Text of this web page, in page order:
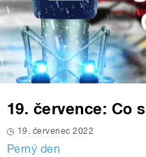
19. července: Co
19. červenec 2022
Perný den